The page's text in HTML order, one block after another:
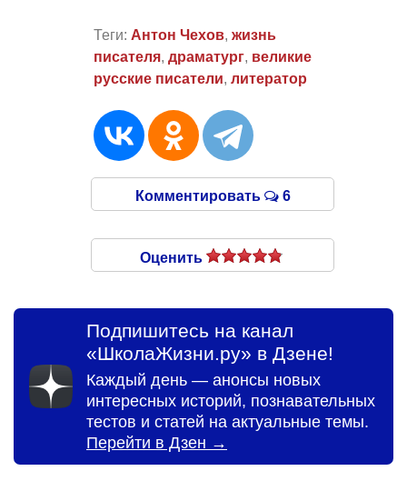
Теги: Антон Чехов, жизнь
писателя, драматург, великие
русские писатели, литератор
Комментировать 6
Оценить
Подпишитесь на канал
«ШколаЖизни.ру» в Дзене!
Каждый день — анонсы новых
интересных историй, познавательных
тестов и статей на актуальные темы.
Перейти в Дзен →